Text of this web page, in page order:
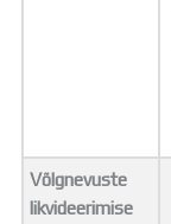
Võlgnevuste
likvideerimise